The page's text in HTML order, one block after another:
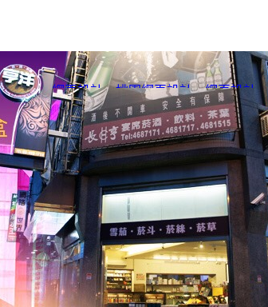
網頁設計、桃園網頁設計、網頁設計 、